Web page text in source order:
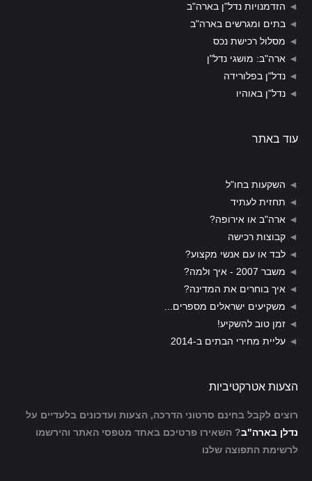
◄ הזדמנויות נדל"ן בארה"ב
◄ בתים ומגרשים בארה"ב
◄ מסלול רכישת נכס
◄ ארה"ב: מושגי נדל"ן
◄ נדל"ן בפלורידה
◄ נדל"ן באוהיו
עוד באתר
◄ השקעות בחו"ל
◄ תחזית לעתיד
◄ ארה"ב או אירופה?
◄ קבוצות רכישה
◄ לבד או עם אנשי מקצוע?
◄ משבר 2007 - איך ולמה?
◄ איך בוחרים את המדינה?
◄ משקיעים ישראלים מספרים...
◄ זמן טוב להשקיע!
◄ עליית מחירי הבתים ב-2014
הצעות אטרקטיביות
רוצים לקבל בחינם סרטוני הדרכה, הצעות ועדכונים בלעדיים על
נדלן בארה"ב? השאירו פרטיכם באחד מטפסי האתר והירשמו
לרשימת התפוצה שלנו